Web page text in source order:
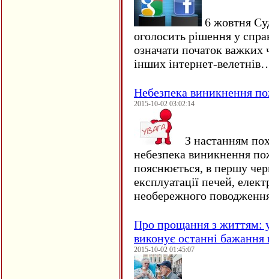
6 жовтня
оголосить рішення у
означати початок важких
інших інтернет-
Небезпека виникнення
2015-10-02 03:02:14
З настанням
небезпека виникнення
пояснюється, в першу
експлуатації печей,
необережного
Про прощання з життям:
виконує останні
2015-10-02 01:45:07